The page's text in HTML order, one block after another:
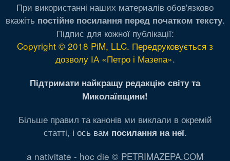
При використанні наших материалів обов'язково
вкажіть постійне посилання перед початком тексту.
Підпис для кожної публікації:
Copyright © 2018 PiM, LLC. Передруковується з
дозволу ІА «Петро і Мазепа».
Підтримати найкращу редакцію світу та
Миколаївщини!
Більше правил та канонів ми виклали в окремій
статті, і ось вам посилання на неї.
a nativitate - hoc die © PETRIMAZEPA.COM